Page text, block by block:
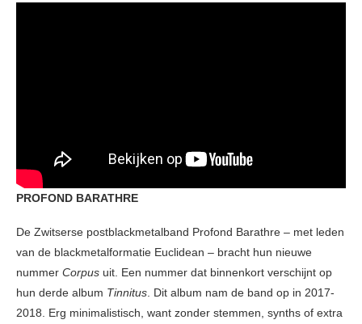
PROFOND BARATHRE
De Zwitserse postblackmetalband Profond Barathre – met leden
van de blackmetalformatie Euclidean – bracht hun nieuwe
nummer Corpus uit. Een nummer dat binnenkort verschijnt op
hun derde album Tinnitus . Dit album nam de band op in 2017-
2018. Erg minimalistisch, want zonder stemmen, synths of extra